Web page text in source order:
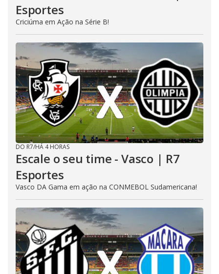
Esportes
Criciúma em Ação na Série B!
DO R7/HÁ 4 HORAS
Escale o seu time - Vasco | R7
Esportes
Vasco DA Gama em ação na CONMEBOL Sudamericana!